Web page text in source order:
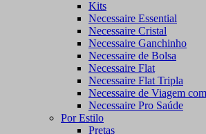
Kits
Necessaire Essential
Necessaire Cristal
Necessaire Ganchinho
Necessaire de Bolsa
Necessaire Flat
Necessaire Flat Tripla
Necessaire de Viagem
Necessaire Pro Saúde
Por Estilo
Pretas